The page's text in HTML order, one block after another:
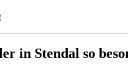
in Stendal so